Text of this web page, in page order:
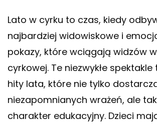
Lato w cyrku to czas, kiedy
najbardziej widowiskowe i
pokazy, które wciągają widzów
cyrkowej. Te niezwykłe
hity lata, które nie tylko
niezapomnianych wrażeń, ale
charakter edukacyjny. Dzieci